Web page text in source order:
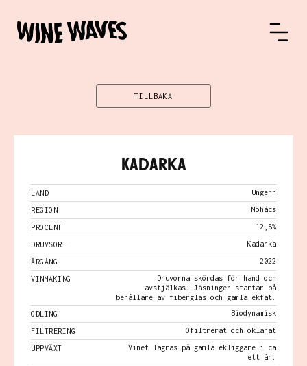
TILLBAKA
Kadarka
LAND Ungern
REGION Mohács
PROCENT 12,8%
DRUVSORT Kadarka
ÅRGÅNG 2022
VINMAKING
Druvorna skördas för hand och
avstjälkas. Jäsningen startar på
behållare av fiberglas och gamla ekfat.
ODLING
Biodynamisk
FILTRERING Ofiltrerat och oklarat
UPPVÄXT
Vinet lagras på gamla ekliggare i ca
ett år.